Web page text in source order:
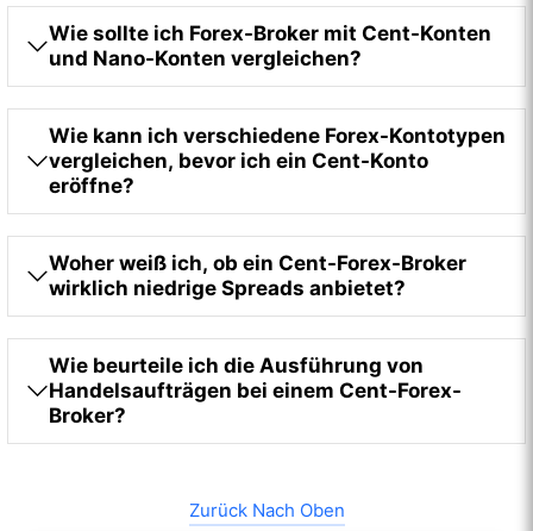
Wie sollte ich Forex-Broker mit Cent-Konten
und Nano-Konten vergleichen?
Wie kann ich verschiedene Forex-Kontotypen
vergleichen, bevor ich ein Cent-Konto
eröffne?
Woher weiß ich, ob ein Cent-Forex-Broker
wirklich niedrige Spreads anbietet?
Wie beurteile ich die Ausführung von
Handelsaufträgen bei einem Cent-Forex-
Broker?
Zurück Nach Oben